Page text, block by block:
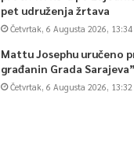
pet udruženja žrtava
Četvrtak, 6 Augusta 2026, 13:34
Mattu Josephu uručeno
građanin Grada Sarajeva”
Četvrtak, 6 Augusta 2026, 13:32